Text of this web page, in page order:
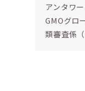
アンタワ
GMOグロ
類審査係